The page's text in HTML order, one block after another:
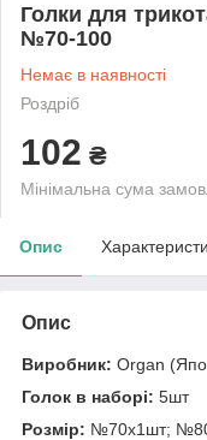
Голки для
№70-100
Немає в наявності
Роздріб
102 ₴
Мінімальна сума
Опис
Опис
Виробник: Organ
Голок в наборі: 5шт
Розмір: №70х1шт;